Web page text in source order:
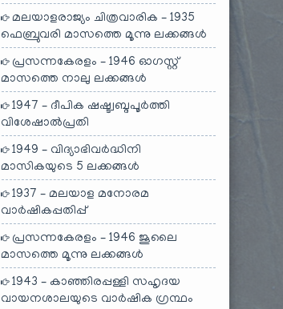
മലയാളരാജ്യം ചിത്രവാരിക – 1935
ഫെബ്രുവരി മാസത്തെ മൂന്നു ലക്കങ്ങൾ
പ്രസന്നകേരളം – 1946 ഓഗസ്റ്റ്
മാസത്തെ നാലു ലക്കങ്ങൾ
1947 – ദീപിക ഷഷ്ട്വബ്ദപൂർത്തി
വിശേഷാൽപ്രതി
1949 – വിദ്യാഭിവർദ്ധിനി
മാസികയുടെ 5 ലക്കങ്ങൾ
1937 – മലയാള മനോരമ
വാർഷികപ്പതിപ്പ്
പ്രസന്നകേരളം – 1946 ജൂലൈ
മാസത്തെ മൂന്നു ലക്കങ്ങൾ
1943 – കാഞ്ഞിരപ്പള്ളി സഹൃദയ
വായനശാലയുടെ വാർഷിക ഗ്രന്ഥം